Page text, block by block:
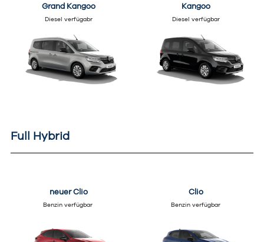
Grand Kangoo
Diesel verfügabr
Kangoo
Diesel verfügbar
Full Hybrid
neuer Clio
Benzin verfügbar
Clio
Benzin verfügbar